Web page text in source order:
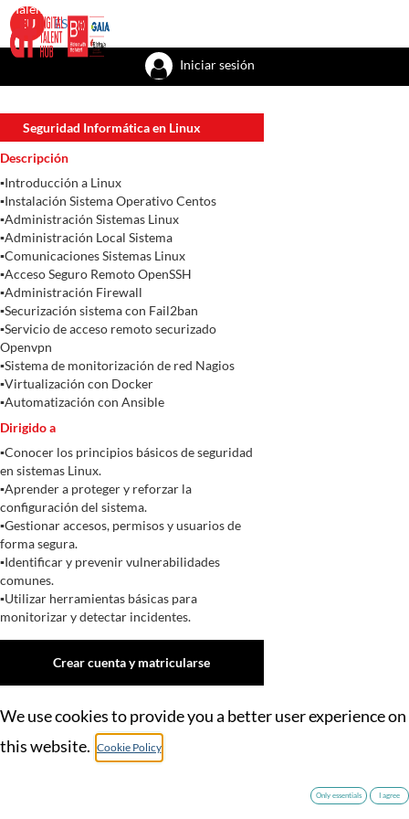
EU ES
Talent academy
Iniciar sesión
Seguridad Informática en Linux
Descripción
▪Introducción a Linux
▪Instalación Sistema Operativo Centos
▪Administración Sistemas Linux
▪Administración Local Sistema
▪Comunicaciones Sistemas Linux
▪Acceso Seguro Remoto OpenSSH
▪Administración Firewall
▪Securización sistema con Fail2ban
▪Servicio de acceso remoto securizado
Openvpn
▪Sistema de monitorización de red Nagios
▪Virtualización con Docker
▪Automatización con Ansible
Dirigido a
▪Conocer los principios básicos de seguridad
en sistemas Linux.
▪Aprender a proteger y reforzar la
configuración del sistema.
▪Gestionar accesos, permisos y usuarios de
forma segura.
▪Identificar y prevenir vulnerabilidades
comunes.
▪Utilizar herramientas básicas para
monitorizar y detectar incidentes.
Crear cuenta y matricularse
Información del curso
FECHAS al., 2026.eko api.ren 20a
We use cookies to provide you a better user experience on
this website. Cookie Policy
Only essentials I agree